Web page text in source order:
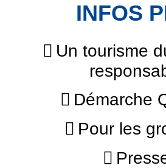
INFOS
Un tourisme
Démarche
Pour les